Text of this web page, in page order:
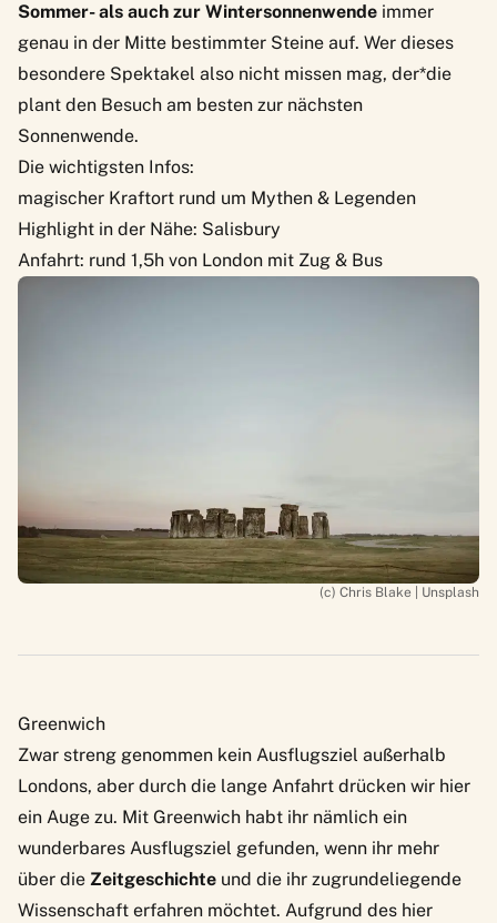
Sommer- als auch zur Wintersonnenwende immer
genau in der Mitte bestimmter Steine auf. Wer dieses
besondere Spektakel also nicht missen mag, der*die
plant den Besuch am besten zur nächsten
Sonnenwende.
Die wichtigsten Infos:
magischer Kraftort rund um Mythen & Legenden
Highlight in der Nähe: Salisbury
Anfahrt: rund 1,5h von London mit Zug & Bus
(c) Chris Blake | Unsplash
Greenwich
Zwar streng genommen kein Ausflugsziel außerhalb
Londons, aber durch die lange Anfahrt drücken wir hier
ein Auge zu. Mit Greenwich habt ihr nämlich ein
wunderbares Ausflugsziel gefunden, wenn ihr mehr
über die Zeitgeschichte und die ihr zugrundeliegende
Wissenschaft erfahren möchtet. Aufgrund des hier